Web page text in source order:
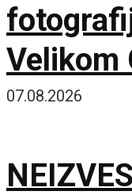
Velikom
07.08.2026